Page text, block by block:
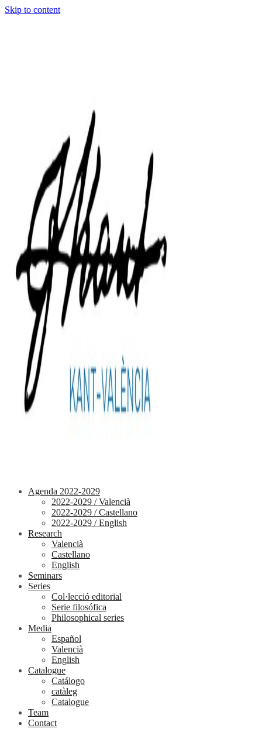
Skip to content
Agenda 2022-2029
2022-2029 / Valencià
2022-2029 / Castellano
2022-2029 / English
Research
Valencià
Castellano
English
Seminars
Series
Col·lecció editorial
Serie filosófica
Philosophical series
Media
Español
Valencià
English
Catalogue
Catálogo
catàleg
Catalogue
Team
Contact